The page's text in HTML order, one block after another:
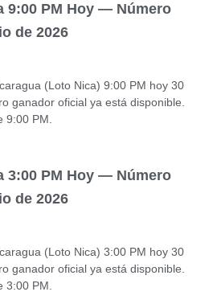
9:00 PM Hoy — Número
de 2026
(Loto Nica) 9:00 PM hoy 30
ganador oficial ya está disponible.
9:00 PM.
3:00 PM Hoy — Número
de 2026
(Loto Nica) 3:00 PM hoy 30
ganador oficial ya está disponible.
3:00 PM.